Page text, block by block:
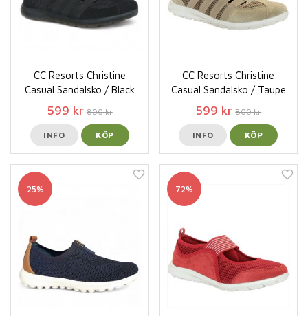
CC Resorts Christine
Casual Sandalsko / Black
599 kr 800 kr
INFO KÖP
CC Resorts Christine
Casual Sandalsko / Taupe
599 kr 800 kr
INFO KÖP
25% 72%